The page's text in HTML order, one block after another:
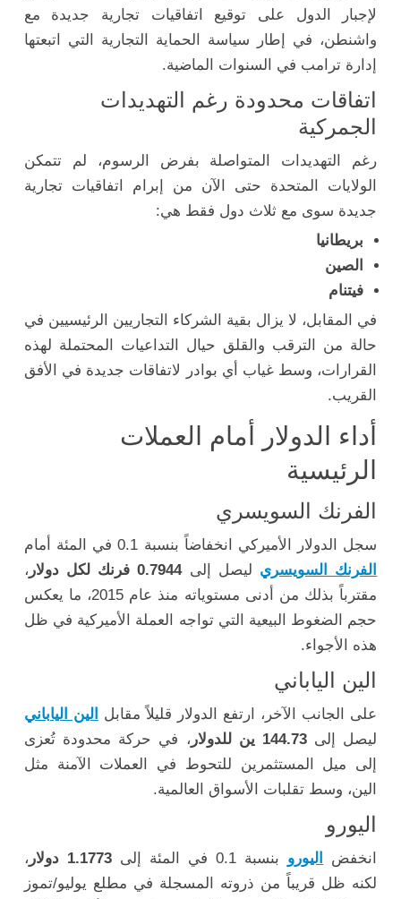
لإجبار الدول على توقيع اتفاقيات تجارية جديدة مع
واشنطن، في إطار سياسة الحماية التجارية التي اتبعتها
إدارة ترامب في السنوات الماضية.
اتفاقات محدودة رغم التهديدات
الجمركية
رغم التهديدات المتواصلة بفرض الرسوم، لم تتمكن
الولايات المتحدة حتى الآن من إبرام اتفاقيات تجارية
جديدة سوى مع ثلاث دول فقط هي:
بريطانيا
الصين
فيتنام
في المقابل، لا يزال بقية الشركاء التجاريين الرئيسيين في
حالة من الترقب والقلق حيال التداعيات المحتملة لهذه
القرارات، وسط غياب أي بوادر لاتفاقات جديدة في الأفق
القريب.
أداء الدولار أمام العملات
الرئيسية
الفرنك السويسري
سجل الدولار الأميركي انخفاضاً بنسبة 0.1 في المئة أمام
الفرنك السويسري ليصل إلى0.7944 فرنك لكل دولار
،
مقترباً بذلك من أدنى مستوياته منذ عام 2015، ما يعكس
حجم الضغوط البيعية التي تواجه العملة الأميركية في ظل
هذه الأجواء.
الين الياباني
على الجانب الآخر، ارتفع الدولار قليلاً مقابل
الين الياباني
ليصل إلى144.73 ين للدولار
، في حركة محدودة تُعزى
إلى ميل المستثمرين للتحوط في العملات الآمنة مثل
الين، وسط تقلبات الأسواق العالمية.
اليورو
انخفض اليورو بنسبة 0.1 في المئة إلى 1.1773 دولار
،
لكنه ظل قريباً من ذروته المسجلة في مطلع يوليو/تموز